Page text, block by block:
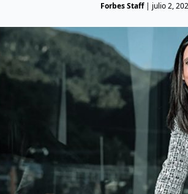
Forbes Staff| julio 2,